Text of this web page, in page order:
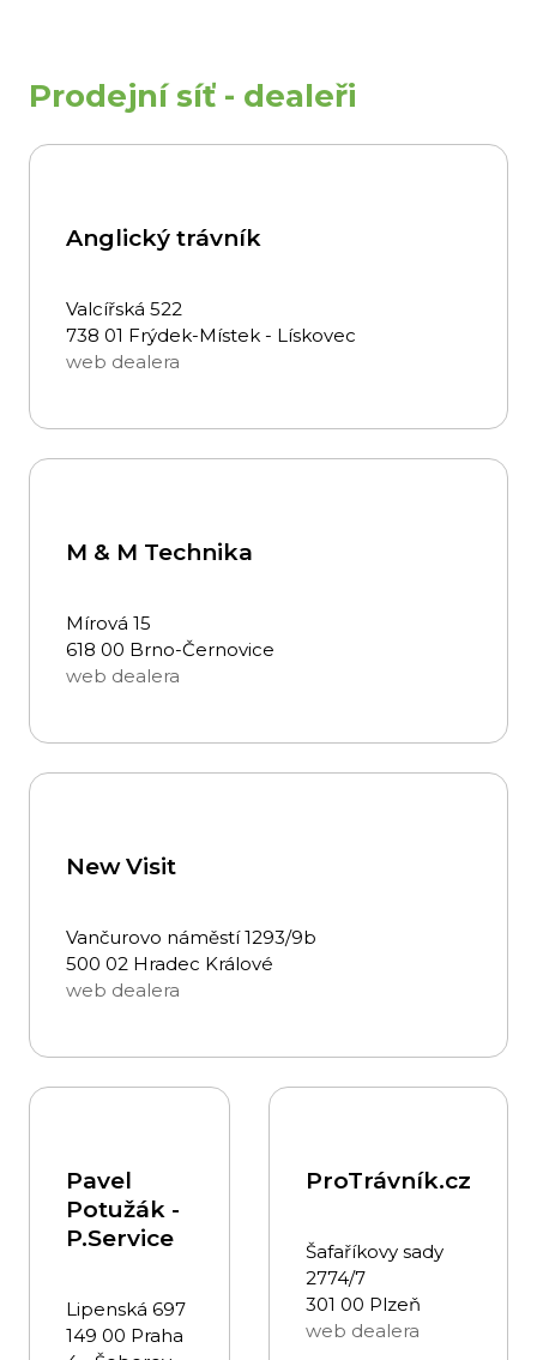
Prodejní síť - dealeři
Anglický trávník
Valcířská 522
738 01 Frýdek-Místek - Lískovec
web dealera
M & M Technika
Mírová 15
618 00 Brno-Černovice
web dealera
New Visit
Vančurovo náměstí 1293/9b
500 02 Hradec Králové
web dealera
Pavel
Potužák -
P.Service
Lipenská 697
149 00 Praha
ProTrávník.cz
Šafaříkovy sady
2774/7
301 00 Plzeň
web dealera